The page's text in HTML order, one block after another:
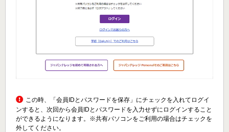
この時、「会員IDとパスワードを保存」にチェックを入れてログイ
ンすると、次回から会員IDとパスワードを入力せずにログインすること
ができるようになります。※共有パソコンをご利用の場合はチェックを
外してください。